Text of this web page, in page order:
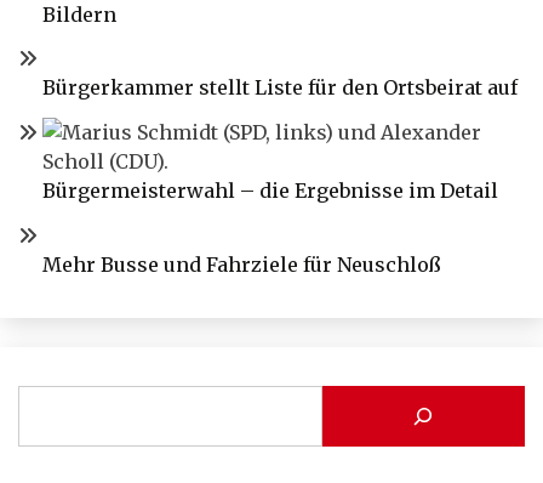
Bildern
Bürgerkammer stellt Liste für den Ortsbeirat auf
Bürgermeisterwahl – die Ergebnisse im Detail
Mehr Busse und Fahrziele für Neuschloß